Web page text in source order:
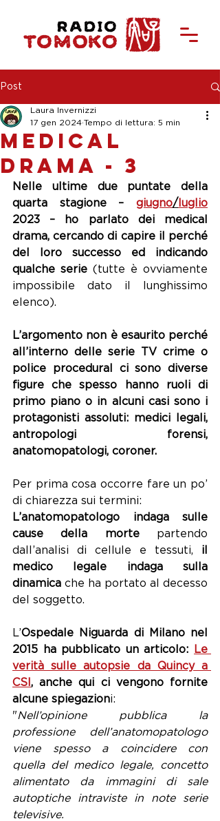
Post
Medical
Drama - 3
Laura Invernizzi
17 gen 2024 Tempo di lettura: 5 min
Nelle ultime due puntate della
quarta stagione – giugno/ luglio
2023 – ho parlato dei medical
drama, cercando di capire il perché
del loro successo ed indicando
qualche serie (tutte è ovviamente
impossibile dato il lunghissimo
elenco).
L’argomento non è esaurito perché
all’interno delle serie TV crime o
police procedural ci sono diverse
figure che spesso hanno ruoli di
primo piano o in alcuni casi sono i
protagonisti assoluti: medici legali,
antropologi forensi,
anatomopatologi, coroner.
Per prima cosa occorre fare un po’
di chiarezza sui termini:
L’anatomopatologo indaga sulle
cause della morte partendo
dall’analisi di cellule e tessuti, il
medico legale indaga sulla
dinamica che ha portato al decesso
del soggetto.
L’Ospedale Niguarda di Milano nel
2015 ha pubblicato un articolo:
Le
verità sulle autopsie da Quincy a
CSI , anche qui ci vengono fornite
alcune spiegazioni:
"Nell’opinione pubblica la
professione dell’anatomopatologo
viene spesso a coincidere con
quella del medico legale, concetto
alimentato da immagini di sale
autoptiche intraviste in note serie
televisive.